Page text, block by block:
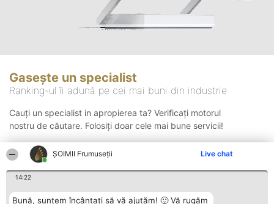
ȘOIMII Frumuseții Live chat
14:22
Bună, suntem încântați să vă ajutăm! 🙂 Vă rugăm
Gasește un specialist
Ranking-ul îi adună pe cei mai buni din industrie
Cauți un specialist in apropierea ta? Verificați motorul
nostru de căutare. Folosiți doar cele mai bune servicii!